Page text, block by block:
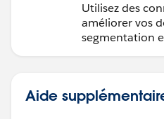
Utilisez des
améliorer vos
segmentation
données.
Aide